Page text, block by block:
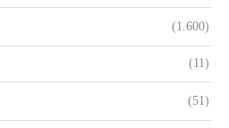
(1.600)
(11)
(51)